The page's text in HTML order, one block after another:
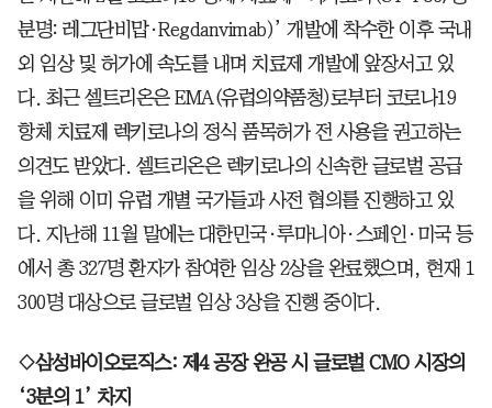
분명: 레그단비맙·Regdanvimab)’ 개발에 착수한 이후 국내
외 임상 및 허가에 속도를 내며 치료제 개발에 앞장서고 있
다. 최근 셀트리온은 EMA(유럽의약품청)로부터 코로나19
항체 치료제 렉키로나의 정식 품목허가 전 사용을 권고하는
의견도 받았다. 셀트리온은 렉키로나의 신속한 글로벌 공급
을 위해 이미 유럽 개별 국가들과 사전 협의를 진행하고 있
다. 지난해 11월 말에는 대한민국·루마니아·스페인·미국 등
에서 총 327명 환자가 참여한 임상 2상을 완료했으며, 현재 1
300명 대상으로 글로벌 임상 3상을 진행 중이다.
◇삼성바이오로직스: 제4 공장 완공 시 글로벌 CMO 시장의
‘3분의 1’ 차지